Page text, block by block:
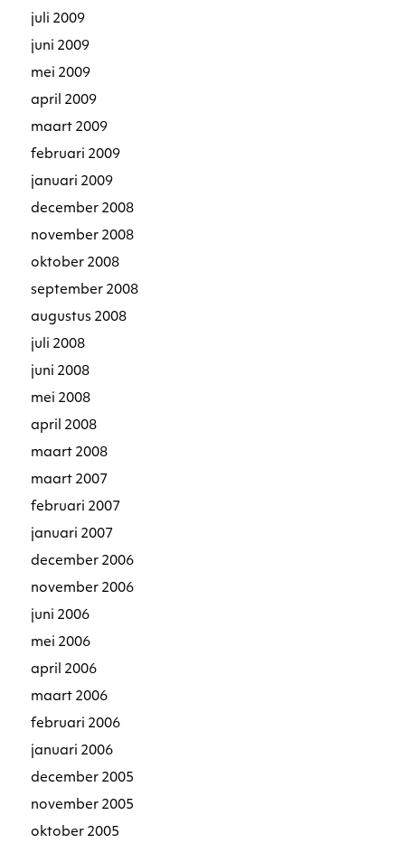
juli 2009
juni 2009
mei 2009
april 2009
maart 2009
februari 2009
januari 2009
december 2008
november 2008
oktober 2008
september 2008
augustus 2008
juli 2008
juni 2008
mei 2008
april 2008
maart 2008
maart 2007
februari 2007
januari 2007
december 2006
november 2006
juni 2006
mei 2006
april 2006
maart 2006
februari 2006
januari 2006
december 2005
november 2005
oktober 2005